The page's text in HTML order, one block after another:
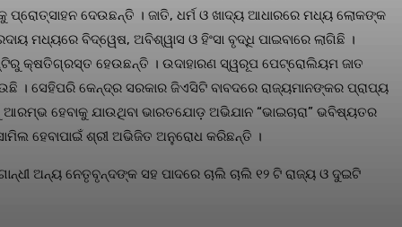
ପ୍ରୋତ୍ସାହନ ଦେଉଛନ୍ତି । ଜାତି, ଧର୍ମ ଓ ଖାଦ୍ୟ ଆଧାରରେ ମଧ୍ୟ ଲୋକଙ୍କ
ମଧ୍ୟରେ ବିଦ୍ୱେଷ, ଅବିଶ୍ୱାସ ଓ ହିଂସା ବୃଦ୍ଧି ପାଇବାରେ ଲାଗିଛି ।
କ୍ଷତିଗ୍ରସ୍ତ ହେଉଛନ୍ତି । ଉଦାହାରଣ ସ୍ୱରୂପ ପେଟ୍ରୋଲିୟମ ଜାତ
। ସେହିପରି କେନ୍ଦ୍ର ସରକାର ଜିଏସିଟି ବାବଦରେ ରାଜ୍ୟମାନଙ୍କର ପ୍ରାପ୍ୟ
ହେବାକୁ ଯାଉଥିବା ଭାରତଯୋଡ଼ ଅଭିଯାନ “ଭାଇଚାରା” ଭବିଷ୍ୟତର
ହେବାପାଇଁ ଶ୍ରୀ ଅଭିଜିତ ଅନୁରୋଧ କରିଛନ୍ତି ।
ଅନ୍ୟ ନେତୃବୃନ୍ଦଙ୍କ ସହ ପାଦରେ ଚାଲି ଚାଲି ୧୨ ଟି ରାଜ୍ୟ ଓ ଦୁଇଟି